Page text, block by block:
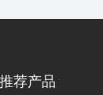
推荐产品